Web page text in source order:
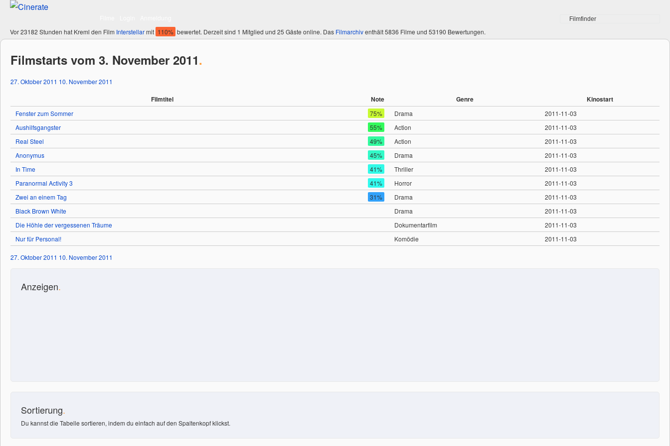
Vor 23182 Stunden hat Kreml den Film Interstellarmit 110% bewertet. Derzeit sind 1 Mitglied und 25 Gäste online. Das Filmarchiventhält 5836 Filme und 53190 Bewertungen.
Filmstarts vom 3. November 2011.
27. Oktober 2011 10. November 2011
Filmtitel Note Genre Kinostart
Fenster zum Sommer 75% Drama
2011-11-03
Aushilfsgangster
55% Action
2011-11-03
Real Steel
49% Action
2011-11-03
Anonymus
45% Drama
2011-11-03
In Time
41% Thriller
2011-11-03
Paranormal Activity 3
41% Horror
2011-11-03
Zwei an einem Tag
31% Drama
2011-11-03
Black Brown White
Drama
2011-11-03
Die Höhle der vergessenen Träume
Dokumentarfilm
2011-11-03
Nur für Personal!
Komödie 2011-11-03
27. Oktober 2011 10. November 2011
Anzeigen.
Sortierung.
Du kannst die Tabelle sortieren, indem du einfach auf den Spaltenkopf klickst.